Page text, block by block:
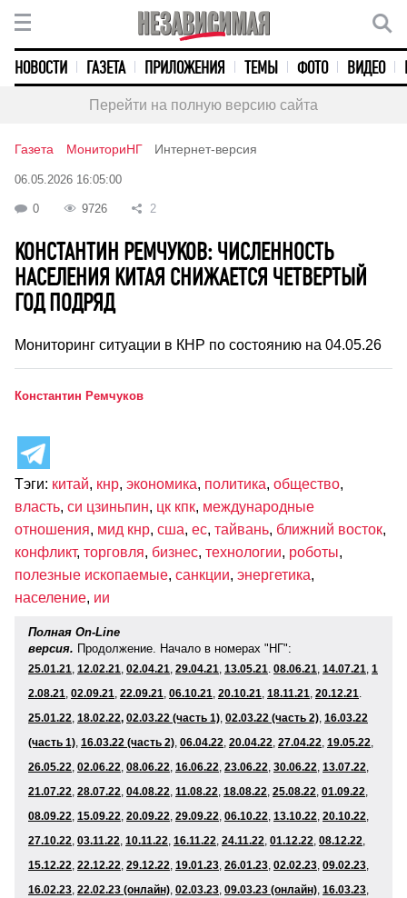
НОВОСТИ ГАЗЕТА ПРИЛОЖЕНИЯ ТЕМЫ ФОТО ВИДЕО
Перейти на полную версию сайта
Газета МониториНГ Интернет-версия
06.05.2026 16:05:00
0 9726 2
КОНСТАНТИН РЕМЧУКОВ: ЧИСЛЕННОСТЬ
НАСЕЛЕНИЯ КИТАЯ СНИЖАЕТСЯ ЧЕТВЕРТЫЙ
ГОД ПОДРЯД
Мониторинг ситуации в КНР по состоянию на 04.05.26
Константин Ремчуков
Тэги: китай, кнр, экономика, политика, общество,
власть, си цзиньпин, цк кпк, международные
отношения, мид кнр, сша, ес, тайвань, ближний восток,
конфликт, торговля, бизнес, технологии, роботы,
полезные ископаемые, санкции, энергетика,
население, ии
Полная On-Line
версия. Продолжение. Начало в номерах "НГ":
25.01.21, 12.02.21, 02.04.21, 29.04.21, 13.05.21. 08.06.21, 14.07.21, 1
2.08.21, 02.09.21, 22.09.21, 06.10.21, 20.10.21, 18.11.21, 20.12.21.
25.01.22, 18.02.22, 02.03.22 (часть 1), 02.03.22 (часть 2), 16.03.22
(часть 1), 16.03.22 (часть 2), 06.04.22, 20.04.22, 27.04.22, 19.05.22,
26.05.22, 02.06.22, 08.06.22, 16.06.22, 23.06.22, 30.06.22, 13.07.22,
21.07.22, 28.07.22, 04.08.22, 11.08.22, 18.08.22, 25.08.22, 01.09.22,
08.09.22, 15.09.22, 20.09.22, 29.09.22, 06.10.22, 13.10.22, 20.10.22,
27.10.22, 03.11.22, 10.11.22, 16.11.22, 24.11.22, 01.12.22, 08.12.22,
15.12.22, 22.12.22, 29.12.22, 19.01.23, 26.01.23, 02.02.23, 09.02.23,
16.02.23, 22.02.23 (онлайн), 02.03.23, 09.03.23 (онлайн), 16.03.23,